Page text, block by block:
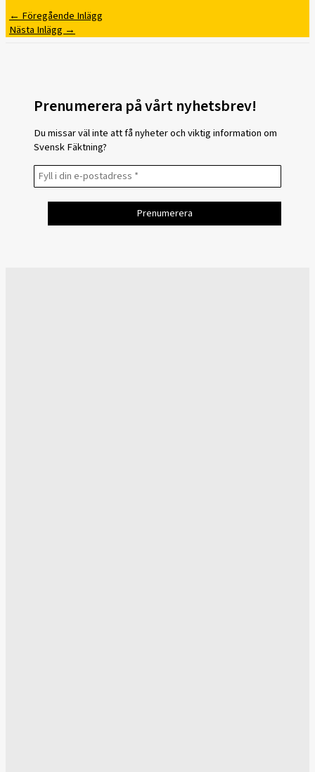
← Föregående Inlägg
Nästa Inlägg →
Prenumerera på vårt nyhetsbrev!
Du missar väl inte att få nyheter och viktig information om
Svensk Fäktning?